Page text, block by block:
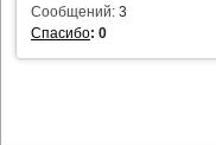
Сообщений: 3
Спасибо: 0